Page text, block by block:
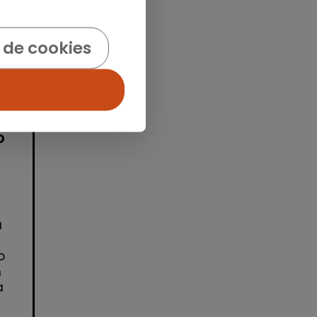
cookies